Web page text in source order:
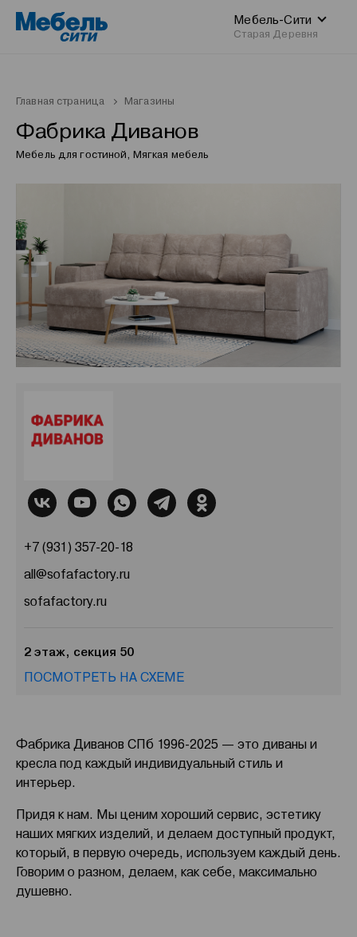
Мебель-Сити
Старая Деревня
Главная страница Магазины
Фабрика Диванов
Мебель для гостиной, Мягкая мебель
+7 (931) 357-20-18
all@sofafactory.ru
sofafactory.ru
2 этаж, секция 50
ПОСМОТРЕТЬ НА СХЕМЕ
Фабрика Диванов СПб 1996-2025 — это диваны и
кресла под каждый индивидуальный стиль и
интерьер.
Придя к нам. Мы ценим хороший сервис, эстетику
наших мягких изделий, и делаем доступный продукт,
который, в первую очередь, используем каждый день.
Говорим о разном, делаем, как себе, максимально
душевно.